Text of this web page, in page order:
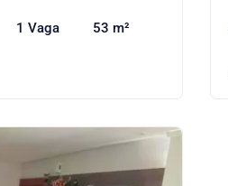
1 Vaga 53 m²